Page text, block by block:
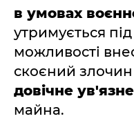
в умовах
утримується
можливості
скоєний
довічне
майна.